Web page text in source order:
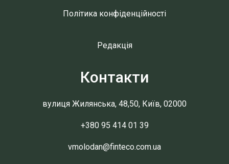
Політика конфіденційності
Редакція
Контакти
вулиця Жилянська, 48,50, Київ, 02000
+380 95 414 01 39
vmolodan@finteco.com.ua